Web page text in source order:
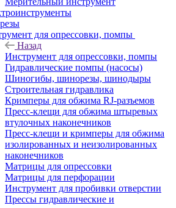
для опрессовки, помпы
Назад
Инструмент для опрессовки, помпы
Гидравлические помпы (насосы)
Шиногибы, шинорезы, шинодыры
Строительная гидравлика
Кримперы для обжима RJ-разъемов
Пресс-клещи для обжима штыревых
втулочных наконечников
Пресс-клещи и кримперы для обжима
изолированных и неизолированных
наконечников
Матрицы для опрессовки
Матрицы для перфорации
Инструмент для пробивки отверстии
Прессы гидравлические и